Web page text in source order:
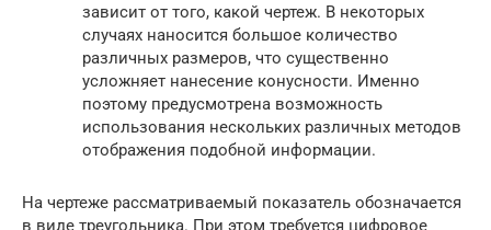
зависит от того, какой чертеж. В некоторых
случаях наносится большое количество
различных размеров, что существенно
усложняет нанесение конусности. Именно
поэтому предусмотрена возможность
использования нескольких различных методов
отображения подобной информации.
На чертеже рассматриваемый показатель обозначается
в виде треугольника. При этом требуется цифровое